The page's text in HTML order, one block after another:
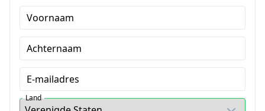
Voornaam
Achternaam
E-mailadres
Land